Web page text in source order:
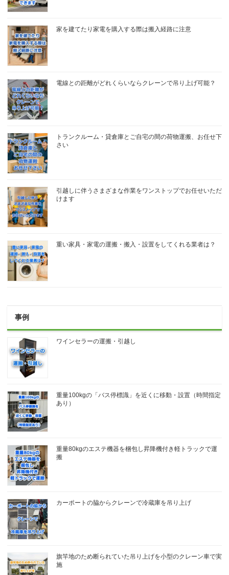
家を建てたり家電を購入する際は搬入経路に注意
電線との距離がどれくらいならクレーンで吊り上げ可能？
トランクルーム・貸倉庫とご自宅の間の荷物運搬、お任せ下
さい
引越しに伴うさまざまな作業をワンストップでお任せいただ
けます
重い家具・家電の運搬・搬入・設置をしてくれる業者は？
事例
ワインセラーの運搬・引越し
重量100kgの「バス停標識」を近くに移動・設置（時間指定
あり）
重量80kgのエステ機器を梱包し昇降機付き軽トラックで運
搬
カーポートの脇からクレーンで冷蔵庫を吊り上げ
旗竿地のため断られていた吊り上げを小型のクレーン車で実
施